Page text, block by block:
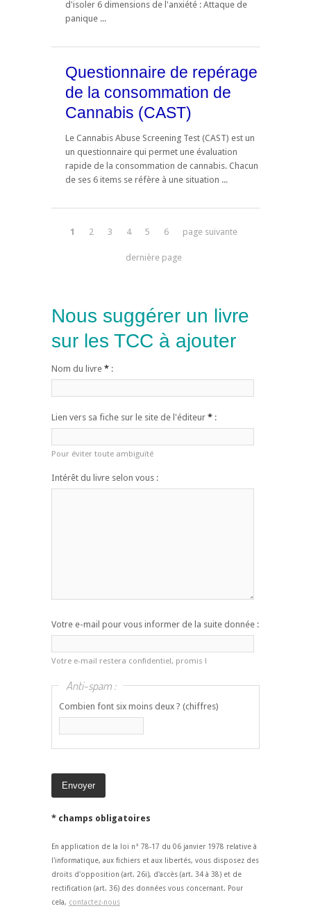
d'isoler 6 dimensions de l'anxiété : Attaque de
panique ...
Questionnaire de repérage
de la consommation de
Cannabis (CAST)
Le Cannabis Abuse Screening Test (CAST) est un
un questionnaire qui permet une évaluation
rapide de la consommation de cannabis. Chacun
de ses 6 items se réfère à une situation ...
1 2 3 4 5 6 page suivante
dernière page
Nous suggérer un livre
sur les TCC à ajouter
Nom du livre * :
Lien vers sa fiche sur le site de l'éditeur * :
Pour éviter toute ambiguïté
Intérêt du livre selon vous :
Votre e-mail pour vous informer de la suite donnée :
Votre e-mail restera confidentiel, promis !
Anti-spam :
Combien font six moins deux ? (chiffres)
* champs obligatoires
En application de la loi n° 78-17 du 06 janvier 1978 relative à
l'informatique, aux fichiers et aux libertés, vous disposez des
droits d'opposition (art. 26i), d'accès (art. 34 à 38) et de
rectification (art. 36) des données vous concernant. Pour
cela, contactez-nous